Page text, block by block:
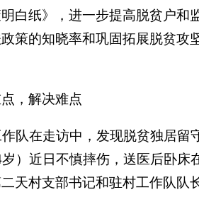
白纸》，进一步提高脱贫户和
策的知晓率和巩固拓展脱贫攻
，解决难点
作队在走访中，发现脱贫独居留
岁）近日不慎摔伤，送医后卧床
天村支部书记和驻村工作队队